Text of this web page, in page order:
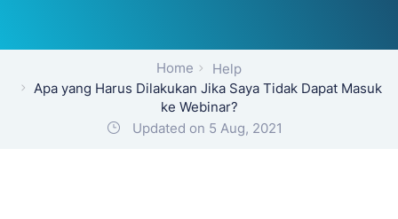
Home
Help
Apa yang Harus Dilakukan Jika Saya Tidak Dapat Masuk
ke Webinar?
Updated on 5 Aug, 2021